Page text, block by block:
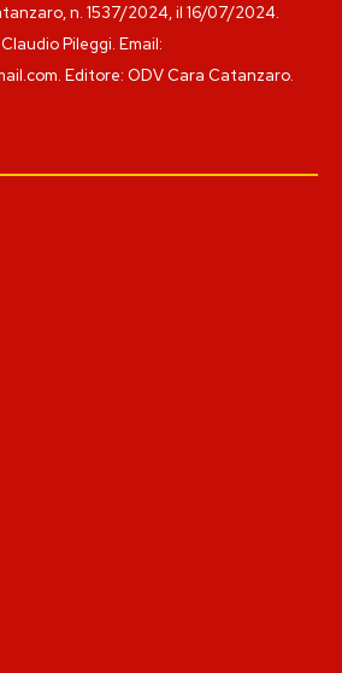
n. 1537/2024, il 16/07/2024.
Pileggi. Email:
Editore: ODV Cara Catanzaro.